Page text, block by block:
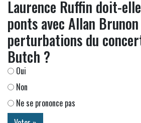
Laurence Ruffin doit-
ponts avec Allan
perturbations du
Butch ?
Oui
Non
Ne se prononce pas